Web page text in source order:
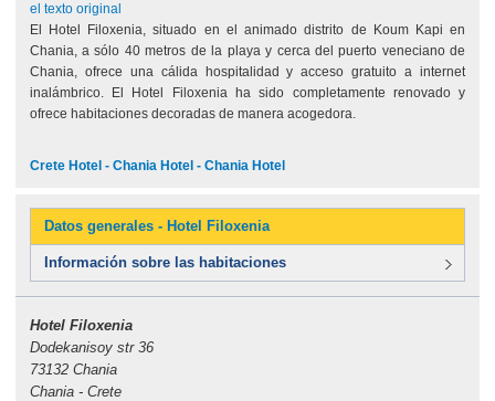
el texto original
El Hotel Filoxenia, situado en el animado distrito de Koum Kapi en
Chania, a sólo 40 metros de la playa y cerca del puerto veneciano de
Chania, ofrece una cálida hospitalidad y acceso gratuito a internet
inalámbrico. El Hotel Filoxenia ha sido completamente renovado y
ofrece habitaciones decoradas de manera acogedora.
Crete Hotel - Chania Hotel - Chania Hotel
Datos generales - Hotel Filoxenia
Información sobre las habitaciones
Hotel Filoxenia
Dodekanisoy str 36
73132 Chania
Chania - Crete